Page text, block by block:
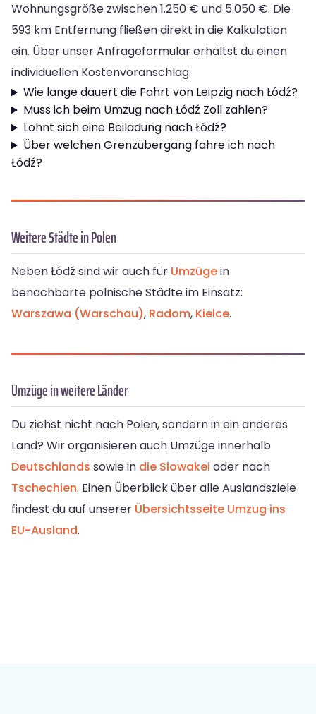
Wohnungsgröße zwischen 1.250 € und 5.050 €. Die
593 km Entfernung fließen direkt in die Kalkulation
ein. Über unser Anfrageformular erhältst du einen
individuellen Kostenvoranschlag.
Wie lange dauert die Fahrt von Leipzig nach Łódź?
Muss ich beim Umzug nach Łódź Zoll zahlen?
Lohnt sich eine Beiladung nach Łódź?
Über welchen Grenzübergang fahre ich nach
Łódź?
Weitere Städte in Polen
Neben Łódź sind wir auch für Umzügein
benachbarte polnische Städte im Einsatz:
Warszawa (Warschau), Radom, Kielce.
Umzüge in weitere Länder
Du ziehst nicht nach Polen, sondern in ein anderes
Land? Wir organisieren auch Umzüge innerhalb
Deutschlands sowie in die Slowakei oder nach
Tschechien. Einen Überblick über alle Auslandsziele
findest du auf unserer Übersichtsseite Umzug ins
EU-Ausland.